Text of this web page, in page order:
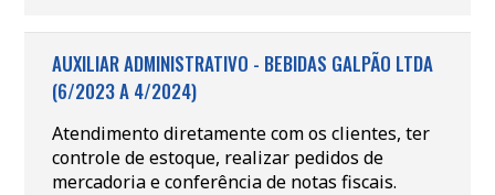
AUXILIAR ADMINISTRATIVO - BEBIDAS GALPÃO LTDA
(6/2023 A 4/2024)
Atendimento diretamente com os clientes, ter
controle de estoque, realizar pedidos de
mercadoria e conferência de notas fiscais.